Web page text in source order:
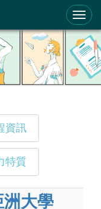
資訊
特質
洲大學